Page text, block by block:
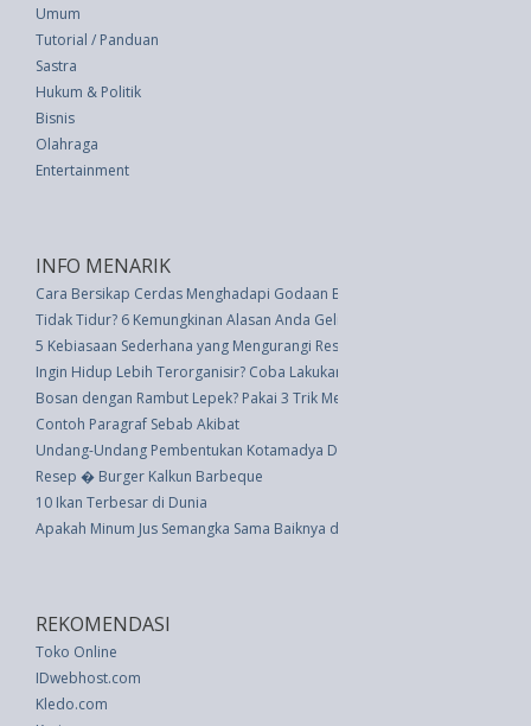
Umum
Tutorial / Panduan
Sastra
Hukum & Politik
Bisnis
Olahraga
Entertainment
INFO MENARIK
Cara Bersikap Cerdas Menghadapi Godaan Banyak Uang
Tidak Tidur? 6 Kemungkinan Alasan Anda Gelisah
5 Kebiasaan Sederhana yang Mengurangi Resiko Kanker Payudara
Ingin Hidup Lebih Terorganisir? Coba Lakukan 5 Hal Ini Setiap Hari
Bosan dengan Rambut Lepek? Pakai 3 Trik Mengeriting tanpa Alat
Contoh Paragraf Sebab Akibat
Undang-Undang Pembentukan Kotamadya Daerah Tingkat Ii Palu (UU 4
Resep � Burger Kalkun Barbeque
10 Ikan Terbesar di Dunia
Apakah Minum Jus Semangka Sama Baiknya dengan Makan Buahnya
REKOMENDASI
Toko Online
IDwebhost.com
Kledo.com